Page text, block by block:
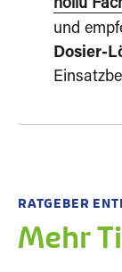
hollu
und
RATGEBER
Mehr